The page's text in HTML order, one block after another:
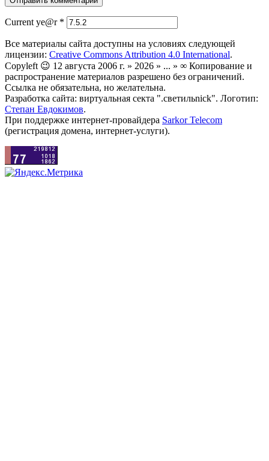
Current ye@r *
Все материалы сайта доступны на условиях следующей
лицензии: Creative Commons Attribution 4.0 International.
Copyleft 😉 12 августа 2006 г. » 2026 » ... » ∞ Копирование и
распространение материалов разрешено без ограничений.
Ссылка не обязательна, но желательна.
Разработка сайта: виртуальная секта ".светильnick". Логотип:
Степан Евдокимов.
При поддержке интернет-провайдера Sarkor Telecom
(регистрация домена, интернет-услуги).